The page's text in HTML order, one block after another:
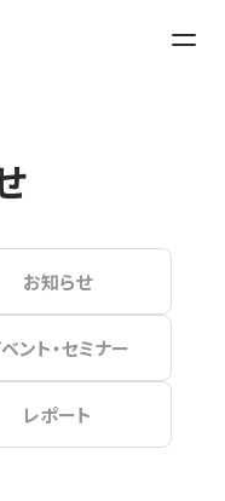
お知らせ
ント・セミナー
レポート